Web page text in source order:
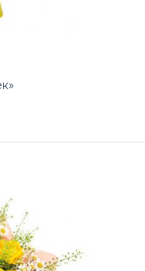
рождения в доставке